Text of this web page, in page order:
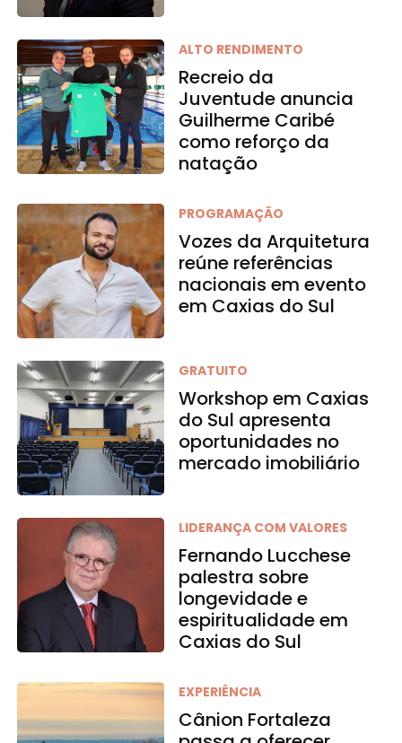
ALTO RENDIMENTO
Recreio da
Juventude anuncia
Guilherme Caribé
como reforço da
natação
PROGRAMAÇÃO
Vozes da Arquitetura
reúne referências
nacionais em evento
em Caxias do Sul
GRATUITO
Workshop em Caxias
do Sul apresenta
oportunidades no
mercado imobiliário
LIDERANÇA COM VALORES
Fernando Lucchese
palestra sobre
longevidade e
espiritualidade em
Caxias do Sul
EXPERIÊNCIA
Cânion Fortaleza